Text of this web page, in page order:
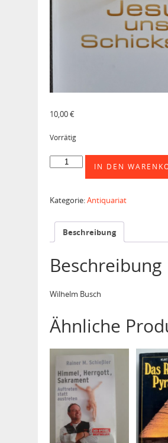
10,00€
Vorrätig
Jesus
Menge
IN DEN
Kategorie:Antiquariat
Beschreibung
Beschreibung
Wilhelm Busch
Ähnliche